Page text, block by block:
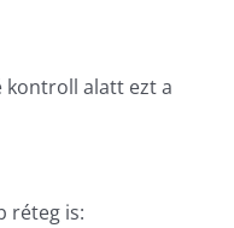
kontroll alatt ezt a
réteg is: